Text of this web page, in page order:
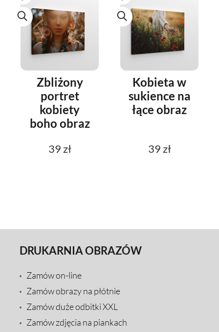
Zbliżony
portret
kobiety
boho obraz
39 zł
Kobieta w
sukience na
łące obraz
39 zł
DRUKARNIA OBRAZÓW
Zamów on-line
Zamów obrazy na płótnie
Zamów duże odbitki XXL
Zamów zdjęcia na piankach